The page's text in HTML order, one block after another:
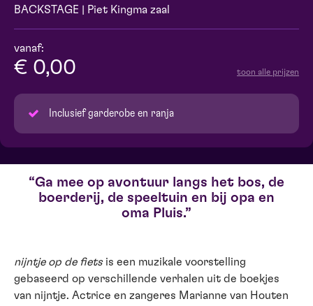
BACKSTAGE | Piet Kingma zaal
vanaf:
€ 0,00 toon alle prijzen
Inclusief garderobe en ranja
Ga mee op avontuur langs het bos, de
boerderij, de speeltuin en bij opa en
oma Pluis.
nijntje op de fietsis een muzikale voorstelling
gebaseerd op verschillende verhalen uit de boekjes
van nijntje. Actrice en zangeres Marianne van Houten